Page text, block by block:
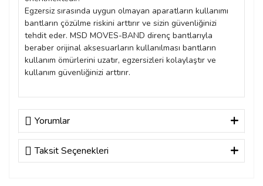
Egzersiz sırasında uygun olmayan aparatların kullanımı
bantların çözülme riskini arttırır ve sizin güvenliğinizi
tehdit eder. MSD MOVES-BAND direnç bantlarıyla
beraber orijinal aksesuarların kullanılması bantların
kullanım ömürlerini uzatır, egzersizleri kolaylaştır ve
kullanım güvenliğinizi arttırır.
Yorumlar
Bu ürüne ilk yorumu siz yapın!
Taksit Seçenekleri